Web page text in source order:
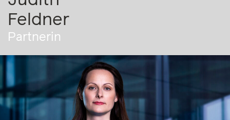
Feldner
Partnerin